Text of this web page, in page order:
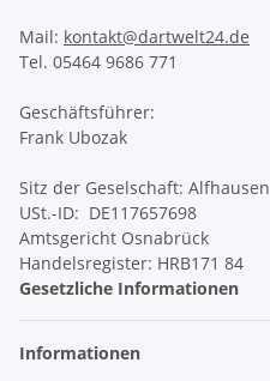
Mail: kontakt@dartwelt24.de
Tel. 05464 9686 771
Geschäftsführer:
Frank Ubozak
Sitz der Geselschaft: Alfhausen
USt.-ID: DE117657698
Amtsgericht Osnabrück
Handelsregister: HRB171 84
Gesetzliche Informationen
Informationen